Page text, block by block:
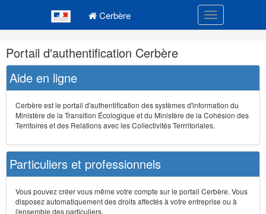
Cerbère Toggle
Navigation
et
outils
annexes
Portail d'authentification Cerbère
Aide en ligne
Cerbère est le portail d'authentification des systèmes d'information du
Ministère de la Transition Écologique et du Ministère de la Cohésion des
Territoires et des Relations avec les Collectivités Terrritoriales.
Particuliers et professionnels
Vous pouvez créer vous même votre compte sur le portail Cerbère. Vous
disposez automatiquement des droits affectés à votre entreprise ou à
l'ensemble des particuliers.